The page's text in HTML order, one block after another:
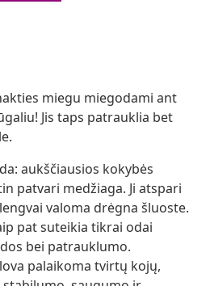
miegu miegodami ant
Jis taps patrauklia bet
aukščiausios kokybės
patvari medžiaga. Ji atspari
valoma drėgna šluoste.
pat suteikia tikrai odai
bei patrauklumo.
palaikoma tvirtų kojų,